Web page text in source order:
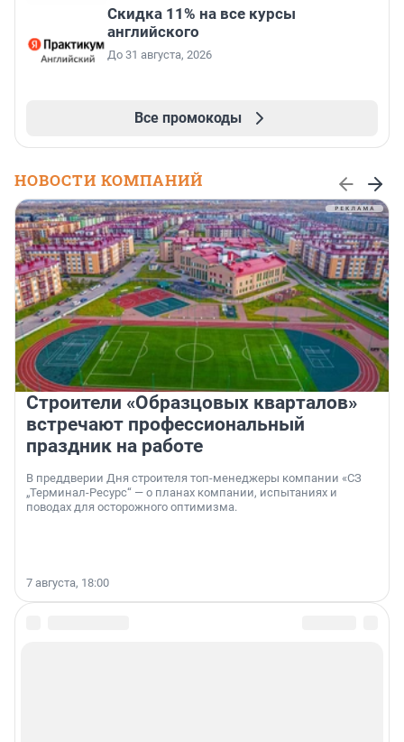
Скидка 11% на все курсы
английского
До 31 августа, 2026
Все промокоды
НОВОСТИ КОМПАНИЙ
Строители «Образцовых кварталов»
встречают профессиональный
праздник на работе
В преддверии Дня строителя топ-менеджеры компании «СЗ
„Терминал-Ресурс“ — о планах компании, испытаниях и
поводах для осторожного оптимизма.
7 августа, 18:00